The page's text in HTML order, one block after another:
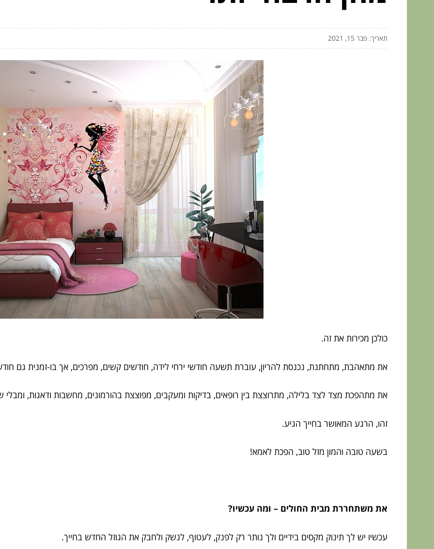
תאריך: פבר 15, 2021
כולכן מכירות את זה.
את מתאהבת, מתחתנת, נכנסת להריון, עוברת תשעה חודשי ירחי לידה, חודשים קשים, מפרכים, אך בו-זמנית גם
את מתהפכת מצד לצד בלילה, מתרוצצת בין רופאים, בדיקות ומעקבים, מפוצצת בהורמונים, מחשבות ודאגות, ומבלי
זהו, הרגע המאושר בחייך הגיע.
בשעה טובה והמון מזל טוב, הפכת לאמא!
את משתחררת מבית החולים – ומה עכשיו?
עכשיו יש לך תינוק מקסים בידיים ולך נותר רק לפנק, לעטוף, לנשק ולחבק את הגוזל החדש בחייך.